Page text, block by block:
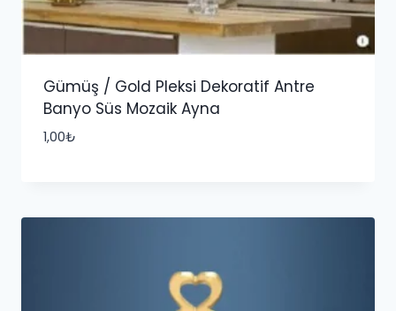
Gümüş / Gold Pleksi Dekoratif Antre
Banyo Süs Mozaik Ayna
1,00₺